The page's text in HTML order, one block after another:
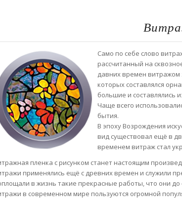
Само по себе слово
рассчитанный на
давних времен витражом
которых составлялся
большие и составлялись
Чаще всего
бытия.
В эпоху Возрождения
вид существовал ещё в
временем витраж стал
пленка с рисунком станет настоящим
применялись ещё с древних времен и служили
в жизнь такие прекрасные работы, что они
в современном мире пользуются огромной